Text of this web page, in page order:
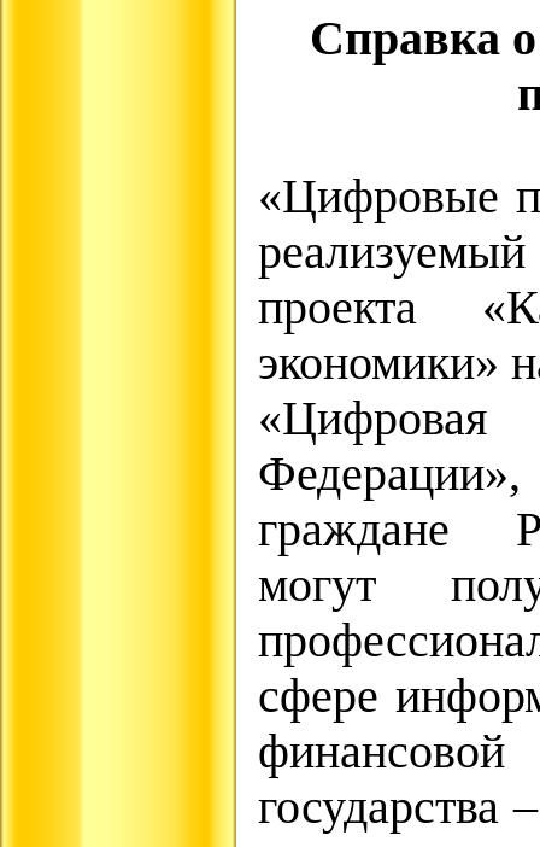
Справка
«Цифровые
проекта
экономики»
«Цифровая
граждане
могут
сфере
государства